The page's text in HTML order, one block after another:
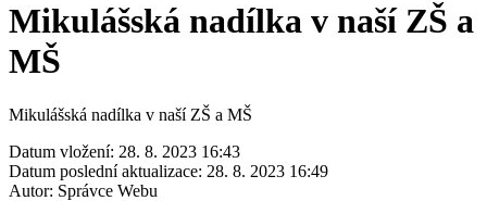
Mikulášská nadílka v naší ZŠ a
MŠ
Mikulášská nadílka v naší ZŠ a MŠ
Datum vložení: 28. 8. 2023 16:43
Datum poslední aktualizace: 28. 8. 2023 16:49
Autor: Správce Webu